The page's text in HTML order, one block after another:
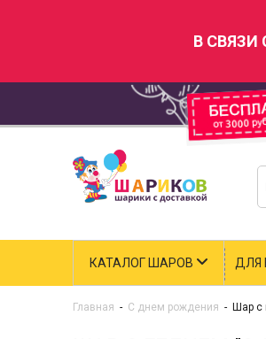
В СВЯЗИ
КАТАЛОГ ШАРОВ ДЛЯ
Главная - С днем рождения - Шар с